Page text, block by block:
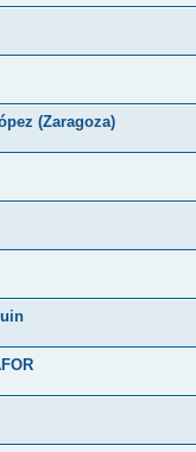
(Zaragoza)